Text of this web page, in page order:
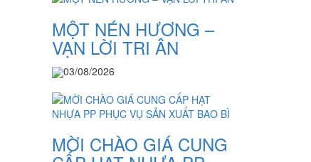
MỘT NÉN HƯƠNG –
VẠN LỜI TRI ÂN
03/08/2026
MỜI CHÀO GIÁ CUNG